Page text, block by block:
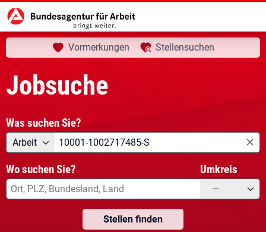
Startseite Jobsuche aktuelle Seite:
Ihre Suche
Vormerkungen Stellensuchen
Jobsuche
Was suchen Sie?
Angebotsart
Arbeit Was suchen Sie?
Wo suchen Sie? Umkreis
—
Stellen finden